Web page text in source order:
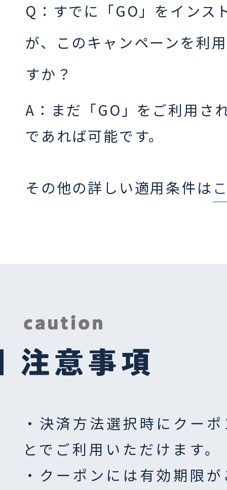
Q：すでに「GO」をインス
が、このキャンペーンを利
すか？
A：まだ「GO」をご利用さ
であれば可能です。
その他の詳しい適用条件は
・決済方法選択時にクー
とでご利用いただけます。
・クーポンには有効期限